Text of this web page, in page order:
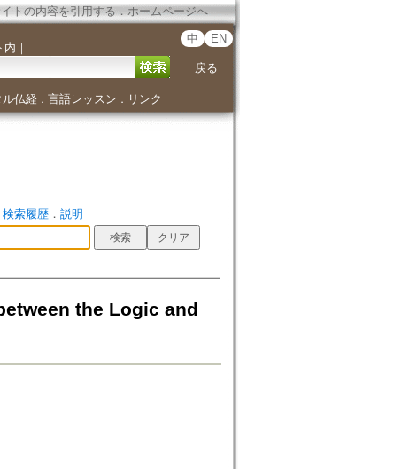
トの内容を引用する ． ホームページへ
内 ｜
中 EN
戻る
仏経． 言語レッスン ． リンク
検索履歴． 説明
the Logic and